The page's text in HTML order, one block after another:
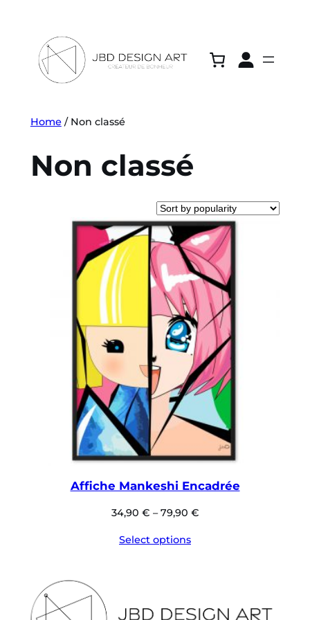
Home/ Non classé
Non classé
Affiche Mankeshi Encadrée
34,90 € –79,90 €
Select options